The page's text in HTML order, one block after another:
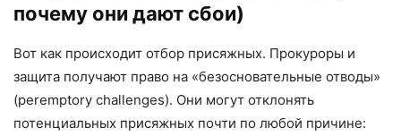
почему они дают сбои)
Вот как происходит отбор присяжных. Прокуроры и
защита получают право на «безосновательные отводы»
(peremptory challenges). Они могут отклонять
потенциальных присяжных почти по любой причине: